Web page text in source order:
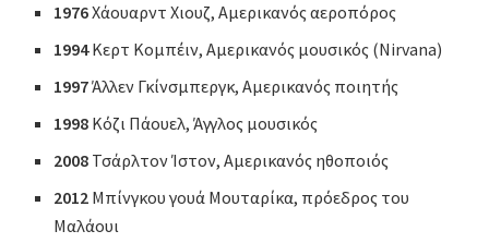
1976Χάουαρντ Χιουζ, Αμερικανός αεροπόρος
1994Κερτ Κομπέιν, Αμερικανός μουσικός (Nirvana)
1997Άλλεν Γκίνσμπεργκ, Αμερικανός ποιητής
1998 Κόζι Πάουελ, Άγγλος μουσικός
2008 Τσάρλτον Ίστον, Αμερικανός ηθοποιός
2012 Μπίνγκου γουά Μουταρίκα, πρόεδρος του
Μαλάουι